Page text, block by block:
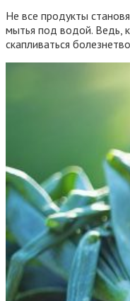
Не все продукты
мытья под водой. Ведь,
скапливаться